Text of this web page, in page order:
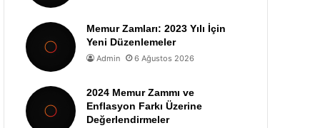
Memur Zamları: 2023 Yılı İçin
Yeni Düzenlemeler
Admin 6 Ağustos 2026
2024 Memur Zammı ve
Enflasyon Farkı Üzerine
Değerlendirmeler